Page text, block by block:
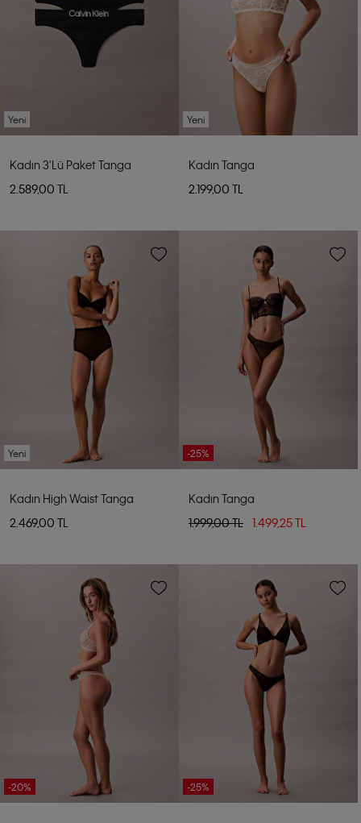
Yeni
Kadın 3'lü Paket Tanga
2.589,00 TL
Yeni
Kadın Tanga
2.199,00 TL
Yeni
Kadın High Waist Tanga
2.469,00 TL
-25%
Kadın Tanga
1.999,00 TL
1.499,25 TL
-20% -25%